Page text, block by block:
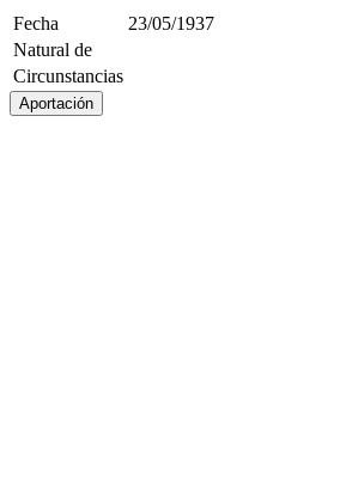
Fecha
23/05/1937
Natural de
Circunstancias